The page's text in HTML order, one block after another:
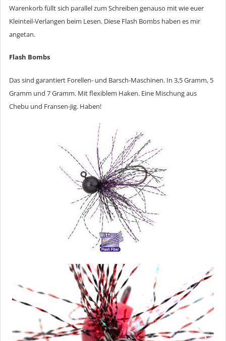
Warenkorb füllt sich parallel zum Schreiben genauso mit wie euer
Kleinteil-Verlangen beim Lesen. Diese Flash Bombs haben es mir
angetan.
Flash Bombs
Das sind garantiert Forellen- und Barsch-Maschinen. In 3,5 Gramm, 5
Gramm und 7 Gramm. Mit flexiblem Haken. Eine Mischung aus
Chebu und Fransen-Jig. Haben!